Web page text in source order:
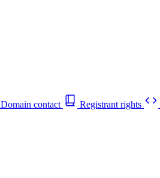
Domain contact Registrant rights